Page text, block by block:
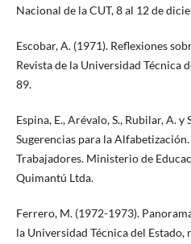
Nacional de la CUT, 8 al 12 de
Escobar, A. (1971). Reflexiones
Revista de la Universidad Técnica
89.
Espina, E., Arévalo, S., Rubilar, A. y
Sugerencias para la
Trabajadores. Ministerio de
Quimantú Ltda.
Ferrero, M. (1972-1973).
la Universidad Técnica del